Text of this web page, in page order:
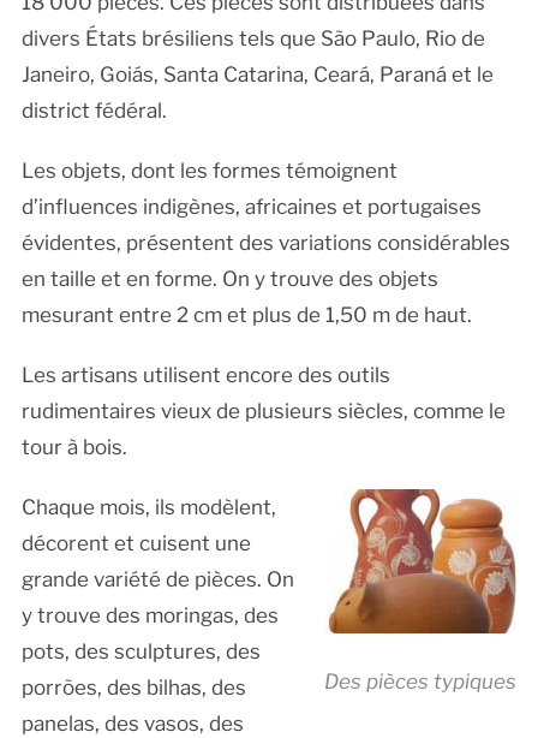
divers États brésiliens tels que São Paulo, Rio de
Janeiro, Goiás, Santa Catarina, Ceará, Paraná et le
district fédéral.
Les objets, dont les formes témoignent
d’influences indigènes, africaines et portugaises
évidentes, présentent des variations considérables
en taille et en forme. On y trouve des objets
mesurant entre 2 cm et plus de 1,50 m de haut.
Les artisans utilisent encore des outils
rudimentaires vieux de plusieurs siècles, comme le
tour à bois.
Des pièces typiques
Chaque mois, ils modèlent,
décorent et cuisent une
grande variété de pièces. On
y trouve des moringas, des
pots, des sculptures, des
porrões, des bilhas, des
panelas, des vasos, des